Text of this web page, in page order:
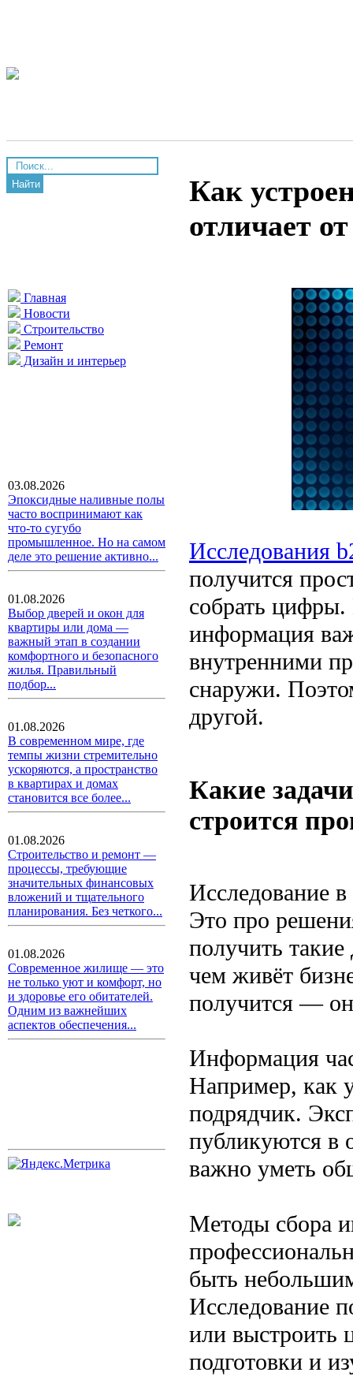
Найти
Главная
Новости
Строительство
Ремонт
Дизайн и интерьер
03.08.2026
Эпоксидные наливные полы
часто воспринимают как
что-то сугубо
промышленное. Но на самом
деле это решение активно...
01.08.2026
Выбор дверей и окон для
квартиры или дома —
важный этап в создании
комфортного и безопасного
жилья. Правильный
подбор...
01.08.2026
В современном мире, где
темпы жизни стремительно
ускоряются, а пространство
в квартирах и домах
становится все более...
01.08.2026
Строительство и ремонт —
процессы, требующие
значительных финансовых
вложений и тщательного
планирования. Без четкого...
01.08.2026
Современное жилище — это
не только уют и комфорт, но
и здоровье его обитателей.
Одним из важнейших
аспектов обеспечения...
Как
отличает
Исследования
получится
собрать
информация
внутренними
снаружи.
другой.
Какие
строится
Исследование
Это про
получить
чем живёт
получится — он
Информация
Например, как
подрядчик.
публикуются в
важно уметь
Методы сбора
быть
Исследование
или выстроить
подготовки и